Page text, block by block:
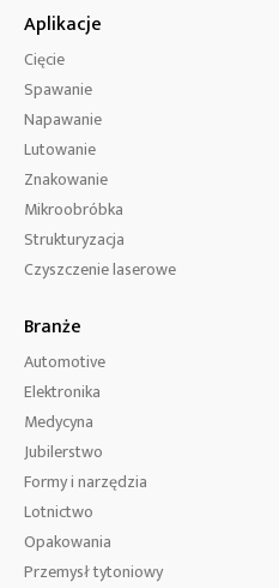
Aplikacje
Cięcie
Spawanie
Napawanie
Lutowanie
Znakowanie
Mikroobróbka
Strukturyzacja
Czyszczenie laserowe
Branże
Automotive
Elektronika
Medycyna
Jubilerstwo
Formy i narzędzia
Lotnictwo
Opakowania
Przemysł tytoniowy